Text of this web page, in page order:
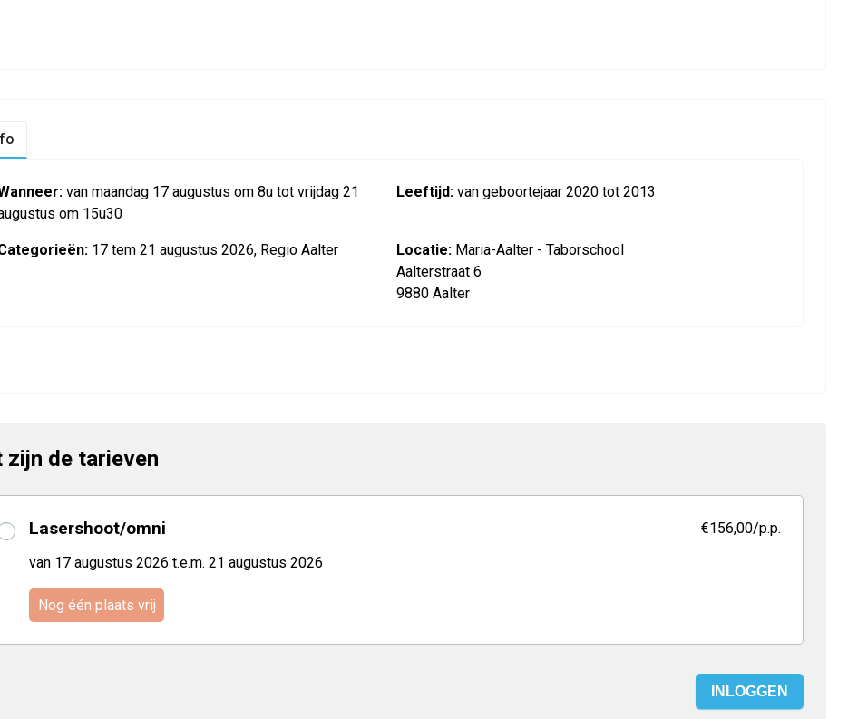
van maandag 17 augustus om 8u tot vrijdag 21
om 15u30
Leeftijd: van geboortejaar 2020 tot 2013
17 tem 21 augustus 2026, Regio Aalter Locatie: Maria-Aalter - Taborschool
Aalterstraat 6
9880 Aalter
zijn de tarieven
Lasershoot/omni
van 17 augustus 2026 t.e.m. 21 augustus 2026
Nog één plaats vrij
€156,00/p.p.
INLOGGEN